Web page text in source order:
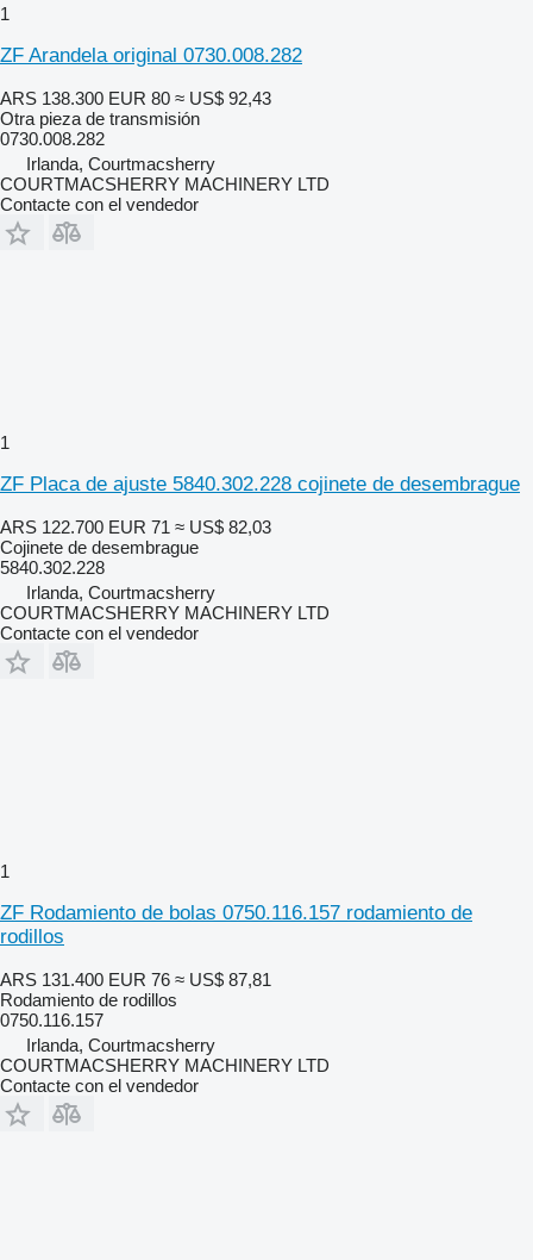
1
ZF Arandela original 0730.008.282
ARS 138.300 EUR 80 ≈ US$ 92,43
Otra pieza de transmisión
0730.008.282
Irlanda, Courtmacsherry
COURTMACSHERRY MACHINERY LTD
Contacte con el vendedor
1
ZF Placa de ajuste 5840.302.228 cojinete de desembrague
ARS 122.700 EUR 71 ≈ US$ 82,03
Cojinete de desembrague
5840.302.228
Irlanda, Courtmacsherry
COURTMACSHERRY MACHINERY LTD
Contacte con el vendedor
1
ZF Rodamiento de bolas 0750.116.157 rodamiento de
rodillos
ARS 131.400 EUR 76 ≈ US$ 87,81
Rodamiento de rodillos
0750.116.157
Irlanda, Courtmacsherry
COURTMACSHERRY MACHINERY LTD
Contacte con el vendedor